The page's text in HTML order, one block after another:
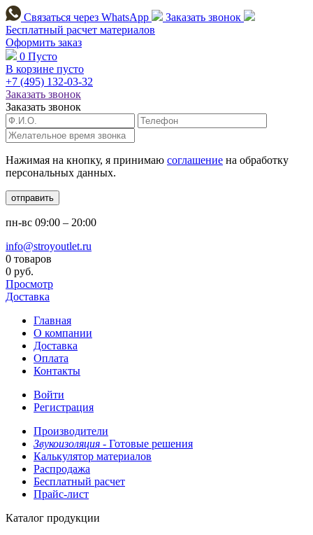
Связаться через WhatsApp
Заказать звонок
Бесплатный расчет материалов
Оформить заказ
0 Пусто
В корзине пусто
+7 (495) 132-03-32
Заказать звонок
Заказать звонок
Нажимая на кнопку, я принимаю соглашение на обработку
персональных данных.
отправить
пн-вс 09:00 – 20:00
info@stroyoutlet.ru
0 товаров
0 руб.
Просмотр
Доставка
Главная
О компании
Доставка
Оплата
Контакты
Войти
Регистрация
Производители
Звукоизоляция - Готовые решения
Калькулятор материалов
Распродажа
Бесплатный расчет
Прайс-лист
Каталог продукции